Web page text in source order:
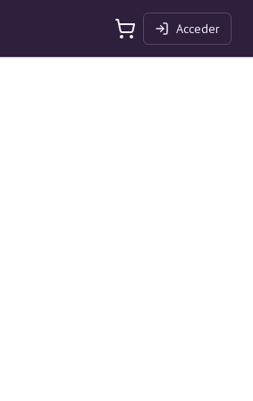
Carrito de compras
Acceder